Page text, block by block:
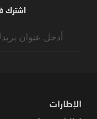
اشترك
الإطارات